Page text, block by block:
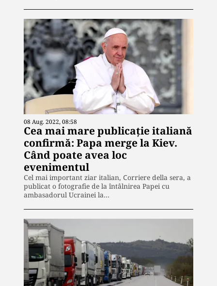
08 Aug. 2022, 08:58
Cea mai mare publicație italiană
confirmă: Papa merge la Kiev.
Când poate avea loc
evenimentul
Cel mai important ziar italian, Сorriere della sera, a
publicat o fotografie de la întâlnirea Papei cu
ambasadorul Ucrainei la…